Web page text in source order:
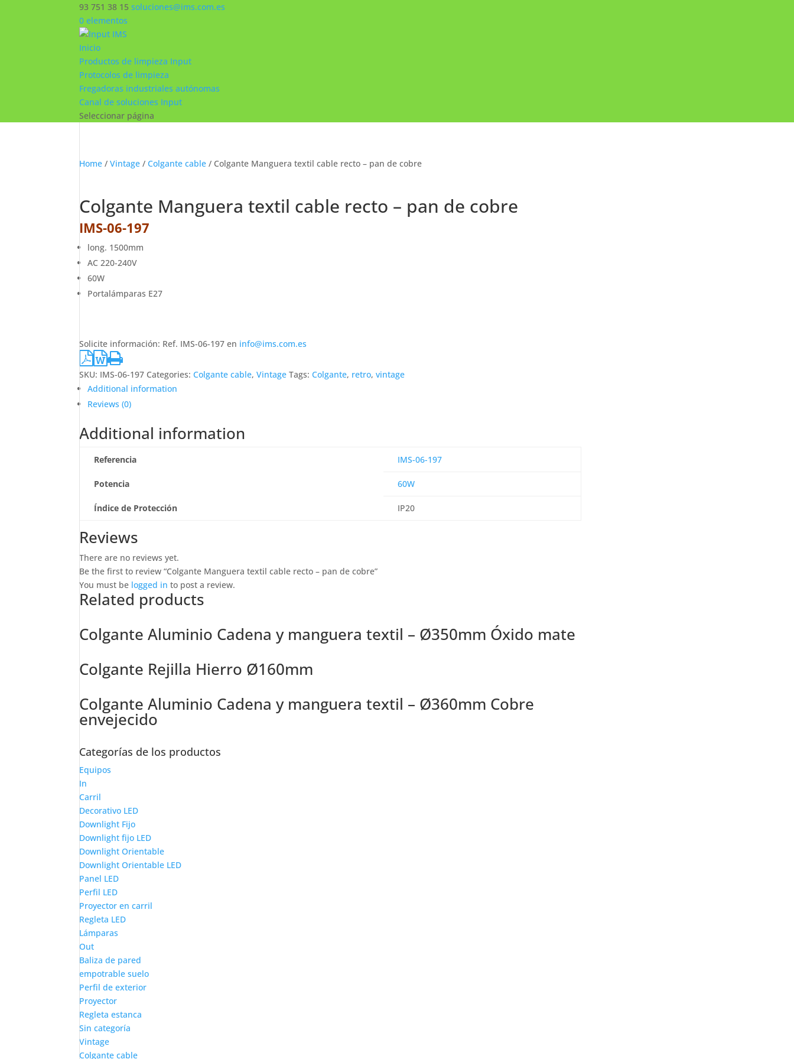
93 751 38 15 soluciones@ims.com.es
0 elementos
Inicio
Productos de limpieza Input
Protocolos de limpieza
Fregadoras industriales autónomas
Canal de soluciones Input
Seleccionar página
Home /Vintage /Colgante cable / Colgante Manguera textil cable recto – pan de cobre
Colgante Manguera textil cable recto – pan de cobre
IMS-06-197
long. 1500mm
AC 220-240V
60W
Portalámparas E27
Solicite información: Ref. IMS-06-197 en info@ims.com.es
SKU: IMS-06-197 Categories:Colgante cable,Vintage Tags:Colgante, retro,vintage
Additional information
Reviews (0)
Additional information
Referencia IMS-06-197
Potencia 60W
Índice de Protección IP20
Reviews
There are no reviews yet.
Be the first to review “Colgante Manguera textil cable recto – pan de cobre”
You must be logged in to post a review.
Related products
Colgante Aluminio Cadena y manguera textil – Ø350mm Óxido mate
Colgante Rejilla Hierro Ø160mm
Colgante Aluminio Cadena y manguera textil – Ø360mm Cobre
envejecido
Categorías de los productos
Equipos
In
Carril
Decorativo LED
Downlight Fijo
Downlight fijo LED
Downlight Orientable
Downlight Orientable LED
Panel LED
Perfil LED
Proyector en carril
Regleta LED
Lámparas
Out
Baliza de pared
empotrable suelo
Perfil de exterior
Proyector
Regleta estanca
Sin categoría
Vintage
Colgante cable